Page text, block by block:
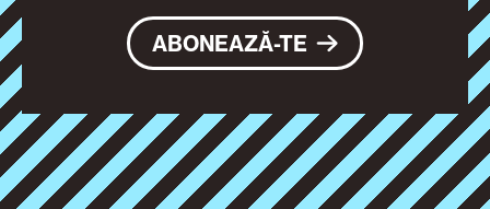
ABONEAZĂ-TE